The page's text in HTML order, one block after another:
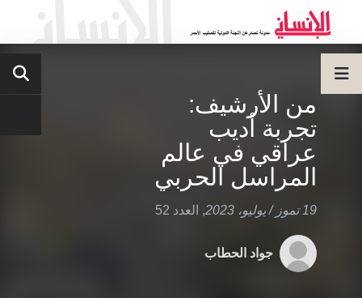
من الأرشيف:
تجربة أديب
عراقي في عالم
المراسل الحربي
19 تموز / يوليو، 2023 , العدد 52
جواد الحطاب